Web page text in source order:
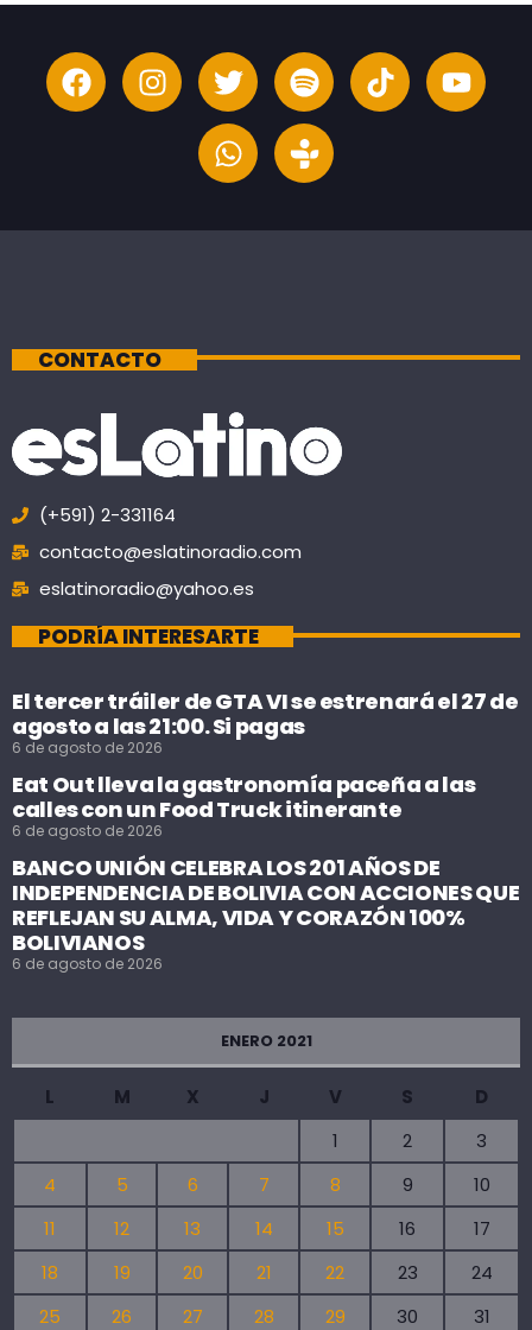
CONTACTO
(+591) 2-331164
contacto@eslatinoradio.com
eslatinoradio@yahoo.es
PODRÍA INTERESARTE
El tercer tráiler de GTA VI se estrenará el 27 de
agosto a las 21:00. Si pagas
6 de agosto de 2026
Eat Out lleva la gastronomía paceña a las
calles con un Food Truck itinerante
6 de agosto de 2026
BANCO UNIÓN CELEBRA LOS 201 AÑOS DE
INDEPENDENCIA DE BOLIVIA CON ACCIONES QUE
REFLEJAN SU ALMA, VIDA Y CORAZÓN 100%
BOLIVIANOS
6 de agosto de 2026
ENERO 2021
L M X J V S
D
1
2
3
4
5 6 7 8 9
10
11
12 13 14 15 16
17
18
19 20 21 22 23
24
25
26 27 28 29 30 31